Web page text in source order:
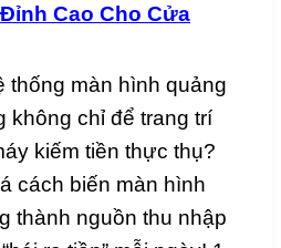
Cao Cho Cửa
thống màn hình quảng
không chỉ để trang trí
kiếm tiền thực thụ?
cách biến màn hình
thành nguồn thu nhập